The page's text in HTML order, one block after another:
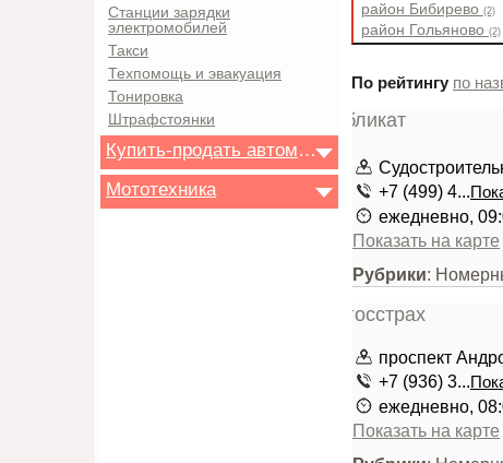
Станции зарядки
электромобилей
Такси
Техпомощь и эвакуация
Тонировка
Штрафстоянки
Купить-продать автомобиль
Мототехника
район Бибирево (2)
район Гольяново (2)
По рейтингу по
+7 (499) 4...
ежедневно,
Показать на карте
Рубрики:
проспект
+7 (936) 3...
ежедневно,
Показать на карте